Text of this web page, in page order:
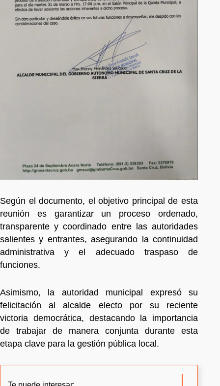
Según el documento, el objetivo principal de esta
reunión es garantizar un proceso ordenado,
transparente y coordinado entre las autoridades
salientes y entrantes, asegurando la continuidad
administrativa y el adecuado traspaso de
funciones.
Asimismo, la autoridad municipal expresó su
felicitación al alcalde electo por su reciente
victoria democrática, destacando la importancia
de trabajar de manera conjunta durante esta
etapa clave para la gestión pública local.